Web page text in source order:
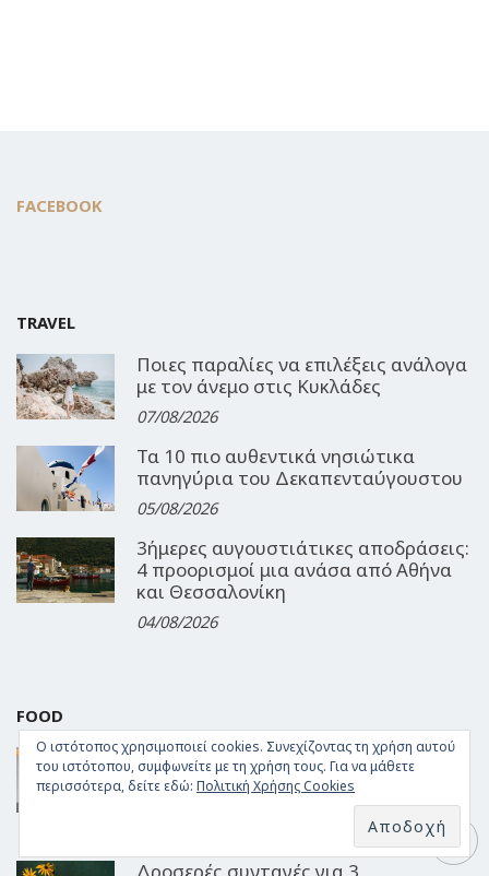
FACEBOOK
TRAVEL
Ποιες παραλίες να επιλέξεις ανάλογα
με τον άνεμο στις Κυκλάδες
07/08/2026
Τα 10 πιο αυθεντικά νησιώτικα
πανηγύρια του Δεκαπενταύγουστου
05/08/2026
3ήμερες αυγουστιάτικες αποδράσεις:
4 προορισμοί μια ανάσα από Αθήνα
και Θεσσαλονίκη
04/08/2026
FOOD
Γεύση από Αιγαίο: Αυθεντικοί
θαλασσινοί μεζέδες στο Barbounaki
της Μυκόνου
Δροσερές συνταγές για 3
Ο ιστότοπος χρησιμοποιεί cookies. Συνεχίζοντας τη χρήση αυτού
του ιστότοπου, συμφωνείτε με τη χρήση τους. Για να μάθετε
περισσότερα, δείτε εδώ: Πολιτική Χρήσης Cookies